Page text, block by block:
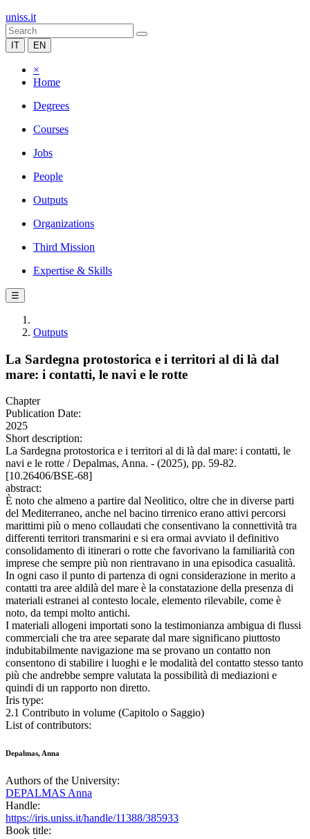
uniss.it
IT EN
×
Home
Degrees
Courses
Jobs
People
Outputs
Organizations
Third Mission
Expertise & Skills
☰
Outputs
La Sardegna protostorica e i territori al di là dal
mare: i contatti, le navi e le rotte
Chapter
Publication Date:
2025
Short description:
La Sardegna protostorica e i territori al di là dal mare: i contatti, le
navi e le rotte / Depalmas, Anna. - (2025), pp. 59-82.
[10.26406/BSE-68]
abstract:
È noto che almeno a partire dal Neolitico, oltre che in diverse parti
del Mediterraneo, anche nel bacino tirrenico erano attivi percorsi
marittimi più o meno collaudati che consentivano la connettività tra
differenti territori transmarini e si era ormai avviato il definitivo
consolidamento di itinerari o rotte che favorivano la familiarità con
imprese che sempre più non rientravano in una episodica casualità.
In ogni caso il punto di partenza di ogni considerazione in merito a
contatti tra aree aldilà del mare è la constatazione della presenza di
materiali estranei al contesto locale, elemento rilevabile, come è
noto, da tempi molto antichi.
I materiali allogeni importati sono la testimonianza ambigua di flussi
commerciali che tra aree separate dal mare significano piuttosto
indubitabilmente navigazione ma se provano un contatto non
consentono di stabilire i luoghi e le modalità del contatto stesso tanto
più che andrebbe sempre valutata la possibilità di mediazioni e
quindi di un rapporto non diretto.
Iris type:
2.1 Contributo in volume (Capitolo o Saggio)
List of contributors:
Depalmas, Anna
Authors of the University:
DEPALMAS Anna
Handle:
https://iris.uniss.it/handle/11388/385933
Book title: